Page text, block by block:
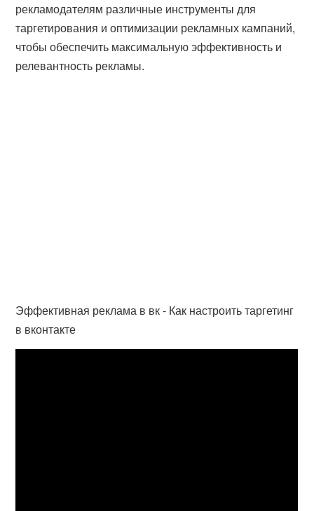
рекламодателям различные инструменты для
таргетирования и оптимизации рекламных кампаний,
чтобы обеспечить максимальную эффективность и
релевантность рекламы.
Эффективная реклама в вк - Как настроить таргетинг
в вконтакте